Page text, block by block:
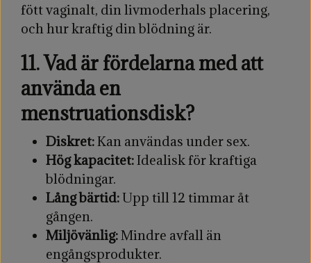
fött vaginalt, din livmoderhals placering,
och hur kraftig din blödning är.
11. Vad är fördelarna med att
använda en
menstruationsdisk?
Diskret:Kan användas under sex.
Hög kapacitet:Idealisk för kraftiga
blödningar.
Lång bärtid:Upp till 12 timmar åt
gången.
Miljövänlig:Mindre avfall än
engångsprodukter.